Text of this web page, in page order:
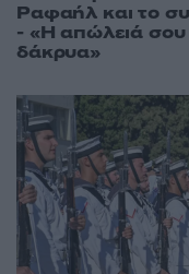
Ραφαήλ και το
- «Η απώλειά σου
δάκρυα»